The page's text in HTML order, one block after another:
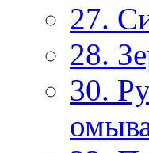
27.
28.
30.